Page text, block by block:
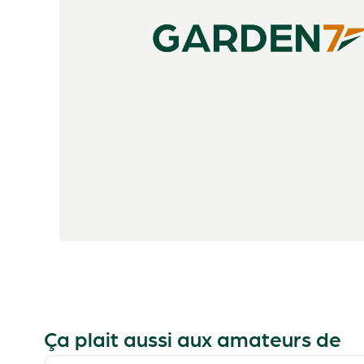
Ça plait aussi aux amateurs de